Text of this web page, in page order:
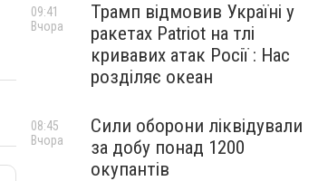
Трамп відмовив Україні у
ракетах Patriot на тлі
кривавих атак Росії : Нас
розділяє океан
09:41
Вчора
Сили оборони ліквідували
за добу понад 1200
окупантів
08:45
Вчора